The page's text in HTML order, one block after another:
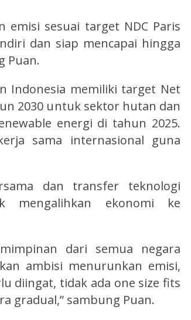
emisi sesuai target NDC Paris
dan siap mencapai hingga
Puan.
Indonesia memiliki target Net
2030 untuk sektor hutan dan
energi di tahun 2025.
sama internasional guna
dan transfer teknologi
mengalihkan ekonomi ke
dari semua negara
ambisi menurunkan emisi,
diingat, tidak ada one size fits
gradual,” sambung Puan.